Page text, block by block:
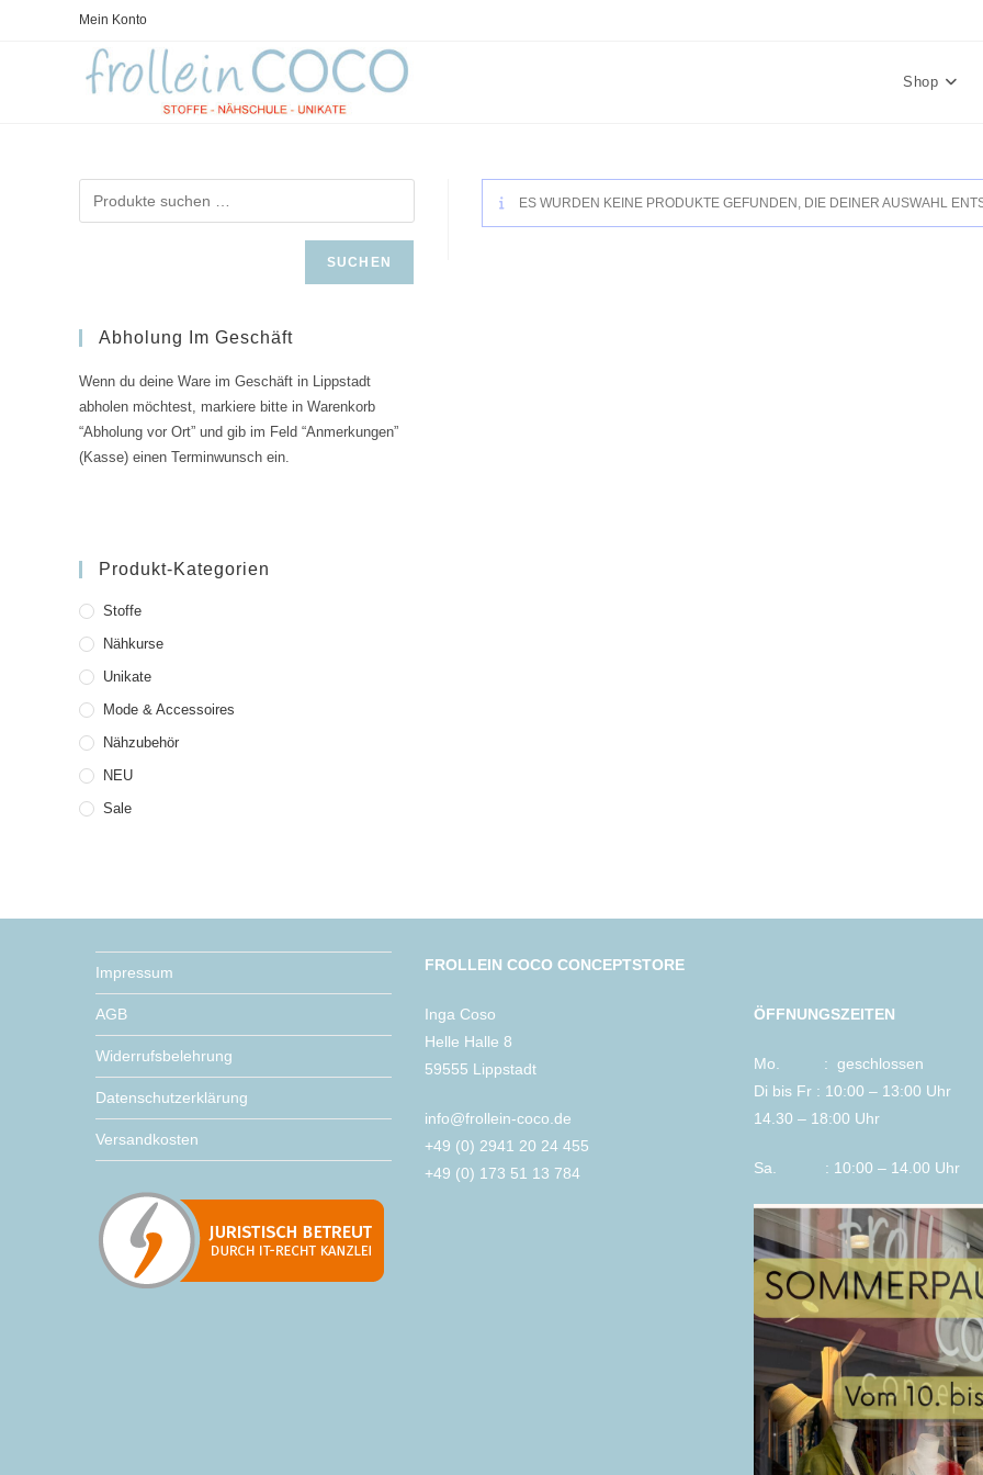
Mein Konto
Shop
SUCHEN
Abholung Im Geschäft
Wenn du deine Ware im Geschäft in Lippstadt
abholen möchtest, markiere bitte in Warenkorb
“Abholung vor Ort” und gib im Feld “Anmerkungen”
(Kasse) einen Terminwunsch ein.
Produkt-Kategorien
Stoffe
Nähkurse
Unikate
Mode & Accessoires
Nähzubehör
NEU
Sale
ES WURDEN KEINE PRODUKTE GEFUNDEN, DIE DEINER AUSWAHL
Impressum
AGB
Widerrufsbelehrung
Datenschutzerklärung
Versandkosten
FROLLEIN COCO CONCEPTSTORE
Inga Coso
Helle Halle 8
59555 Lippstadt
info@frollein-coco.de
+49 (0) 2941 20 24 455
+49 (0) 173 51 13 784
ÖFFNUNGSZEITEN
Mo. : geschlossen
Di bis Fr : 10:00 – 13:00 Uhr
14.30 – 18:00 Uhr
Sa. : 10:00 – 14.00 Uhr